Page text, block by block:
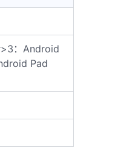
：Android
Pad